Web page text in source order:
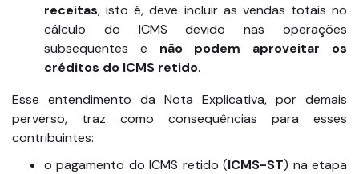
receitas, isto é, deve incluir as vendas totais no
cálculo do ICMS devido nas operações
subsequentes e não podem aproveitar os
créditos do ICMS retido.
Esse entendimento da Nota Explicativa, por demais
perverso, traz como consequências para esses
contribuintes:
o pagamento do ICMS retido (ICMS-ST) na etapa